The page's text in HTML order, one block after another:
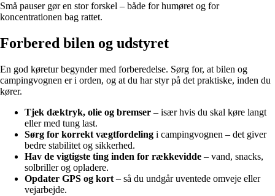
Små pauser gør en stor forskel – både for humøret og for
koncentrationen bag rattet.
Forbered bilen og udstyret
En god køretur begynder med forberedelse. Sørg for, at bilen og
campingvognen er i orden, og at du har styr på det praktiske, inden du
kører.
Tjek dæktryk, olie og bremser – især hvis du skal køre langt
eller med tung last.
Sørg for korrekt vægtfordeling i campingvognen – det giver
bedre stabilitet og sikkerhed.
Hav de vigtigste ting inden for rækkevidde – vand, snacks,
solbriller og opladere.
Opdater GPS og kort – så du undgår uventede omveje eller
vejarbejde.